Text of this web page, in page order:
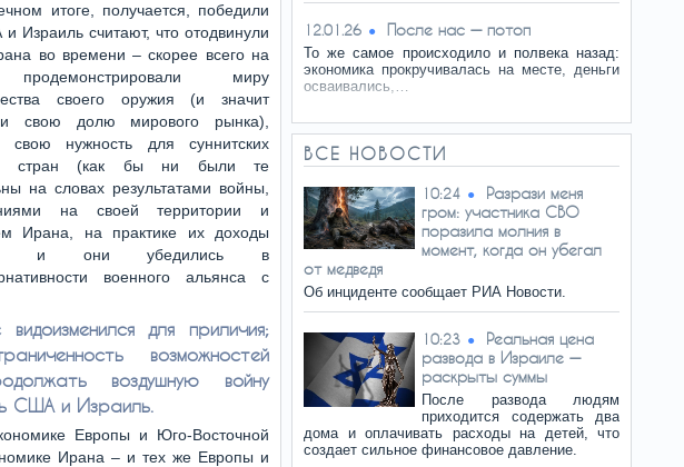
итоге, получается, победили
Израиль считают, что отодвинули
во времени – скорее всего на
миру
своего оружия (и значит
свою долю мирового рынка),
свою нужность для суннитских
стран (как бы ни были те
на словах результатами войны,
на своей территории и
Ирана, на практике их доходы
и они убедились в
военного альянса с
для приличия;
возможностей
воздушную войну
США и Израиль.
Европы и Юго-Восточной
Ирана – и тех же Европы и
12.01.26 После нас — потоп
То же самое происходило и полвека назад:
экономика прокручивалась на месте, деньги
осваивались,…
ВСЕ НОВОСТИ
10:24
Разрази меня
гром: участника СВО
поразила молния в
момент, когда он убегал
от медведя
Об инциденте сообщает РИА Новости.
10:23
Реальная цена
развода в Израиле —
раскрыты суммы
После развода людям
приходится содержать два
дома и оплачивать расходы на детей, что
создает сильное финансовое давление.